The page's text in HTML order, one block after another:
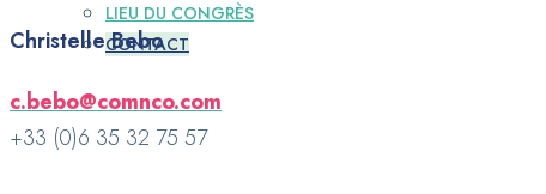
LIEU DU CONGRÈS
CONTACT
Christelle Bebo
c.bebo@comnco.com
+33 (0)6 35 32 75 57